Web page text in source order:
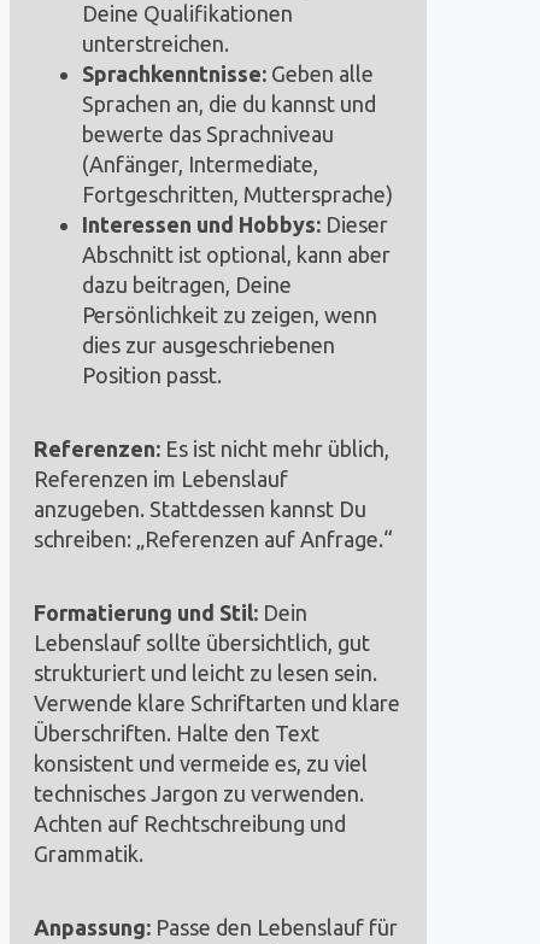
Deine Qualifikationen
unterstreichen.
Sprachkenntnisse: Geben alle
Sprachen an, die du kannst und
bewerte das Sprachniveau
(Anfänger, Intermediate,
Fortgeschritten, Muttersprache)
Interessen und Hobbys: Dieser
Abschnitt ist optional, kann aber
dazu beitragen, Deine
Persönlichkeit zu zeigen, wenn
dies zur ausgeschriebenen
Position passt.
Referenzen: Es ist nicht mehr üblich,
Referenzen im Lebenslauf
anzugeben. Stattdessen kannst Du
schreiben: „Referenzen auf Anfrage.“
Formatierung und Stil: Dein
Lebenslauf sollte übersichtlich, gut
strukturiert und leicht zu lesen sein.
Verwende klare Schriftarten und klare
Überschriften. Halte den Text
konsistent und vermeide es, zu viel
technisches Jargon zu verwenden.
Achten auf Rechtschreibung und
Grammatik.
Anpassung: Passe den Lebenslauf für